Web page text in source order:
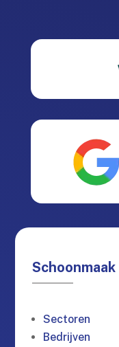
Sectoren
Bedrijven